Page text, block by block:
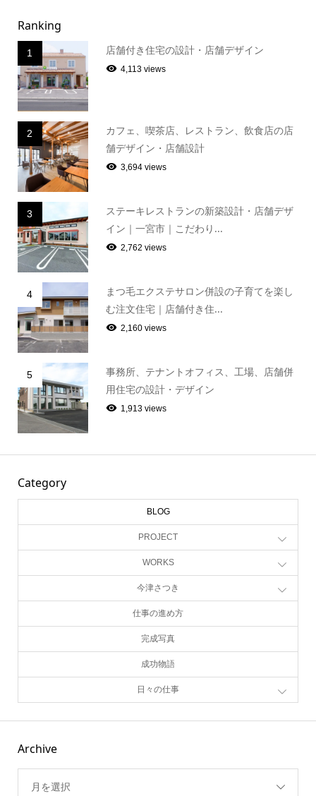
Ranking
1 店舗付き住宅の設計・店舗デザイン
4,113 views
2
カフェ、喫茶店、レストラン、飲食店の店
舗デザイン・店舗設計
3,694 views
3
ステーキレストランの新築設計・店舗デザ
イン｜一宮市｜こだわり...
2,762 views
4
まつ毛エクステサロン併設の子育てを楽し
む注文住宅｜店舗付き住...
2,160 views
5
事務所、テナントオフィス、工場、店舗併
用住宅の設計・デザイン
1,913 views
Category
BLOG
PROJECT
WORKS
今津さつき
仕事の進め方
完成写真
成功物語
日々の仕事
Archive
月を選択